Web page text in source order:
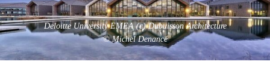
Deloitte University EMEA (c) Dubuisson Architecture
© Michel Denancé